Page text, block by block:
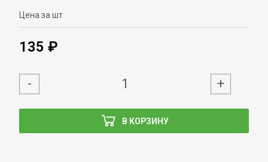
Цена за шт
135 ₽
В КОРЗИНУ
- +